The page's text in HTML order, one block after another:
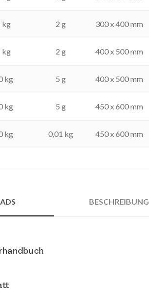
kg 2 g 300 x 400 mm
kg 2 g 400 x 500 mm
kg 5 g 400 x 500 mm
kg 5 g 450 x 600 mm
kg 0,01 kg 450 x 600 mm
BESCHREIBUNG